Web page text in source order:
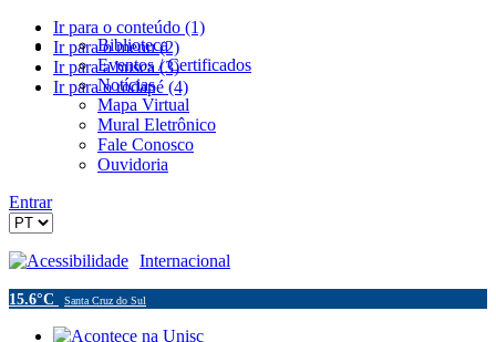
Ir para o conteúdo (1)
Ir para o menu (2)
Ir para a busca (3)
Ir para o rodapé (4)
Biblioteca
Eventos / Certificados
Notícias
Mapa Virtual
Mural Eletrônico
Fale Conosco
Ouvidoria
Entrar
Acessibilidade Internacional
15.6°C Santa Cruz do Sul